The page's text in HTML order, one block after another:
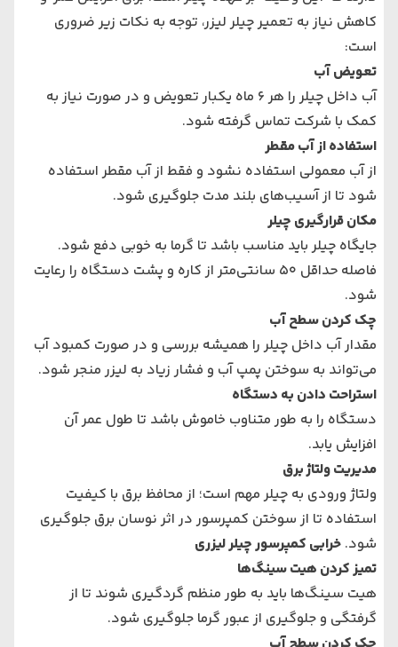
کاهش نیاز به تعمیر چیلر لیزر، توجه به نکات زیر ضروری
است:
تعویض آب
آب داخل چیلر را هر 6 ماه یکبار تعویض و در صورت نیاز به
کمک با شرکت تماس گرفته شود.
استفاده از آب مقطر
از آب معمولی استفاده نشود و فقط از آب مقطر استفاده
شود تا از آسیب‌های بلند مدت جلوگیری شود.
مکان قرارگیری چیلر
جایگاه چیلر باید مناسب باشد تا گرما به خوبی دفع شود.
فاصله حداقل 50 سانتی‌متر از کاره و پشت دستگاه را رعایت
شود.
چک کردن سطح آب
مقدار آب داخل چیلر را همیشه بررسی و در صورت کمبود آب
می‌تواند به سوختن پمپ آب و فشار زیاد به لیزر منجر شود.
استراحت دادن به دستگاه
دستگاه را به طور متناوب خاموش باشد تا طول عمر آن
افزایش یابد.
مدیریت ولتاژ برق
ولتاژ ورودی به چیلر مهم است؛ از محافظ برق با کیفیت
استفاده تا از سوختن کمپرسور در اثر نوسان برق جلوگیری
شود. خرابی کمپرسور چیلر لیزری
تمیز کردن هیت سینگ‌ها
هیت سینگ‌ها باید به طور منظم گردگیری شوند تا از
گرفتگی و جلوگیری از عبور گرما جلوگیری شود.